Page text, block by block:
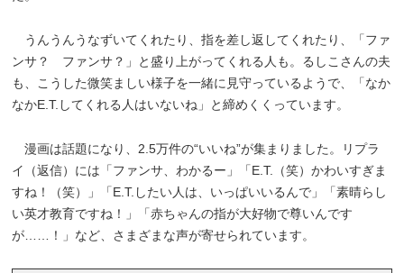
うんうんうなずいてくれたり、指を差し返してくれたり、「ファ
ンサ？ ファンサ？」と盛り上がってくれる人も。るしこさんの夫
も、こうした微笑ましい様子を一緒に見守っているようで、「なか
なかE.T.してくれる人はいないね」と締めくくっています。
漫画は話題になり、2.5万件の“いいね”が集まりました。リプラ
イ（返信）には「ファンサ、わかるー」「E.T.（笑）かわいすぎま
すね！（笑）」「E.T.したい人は、いっぱいいるんで」「素晴らし
い英才教育ですね！」「赤ちゃんの指が大好物で尊いんです
が……！」など、さまざまな声が寄せられています。